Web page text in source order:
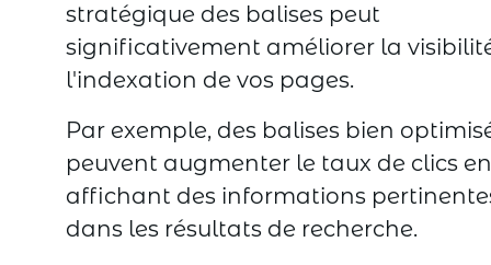
stratégique des balises peut
significativement améliorer la
l'indexation de vos pages.
Par exemple, des balises bien
peuvent augmenter le taux de clics en
affichant des informations
dans les résultats de recherche.